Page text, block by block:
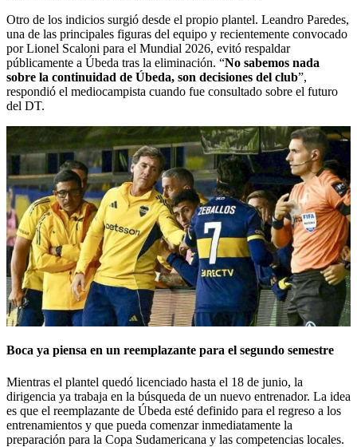
Otro de los indicios surgió desde el propio plantel. Leandro Paredes,
una de las principales figuras del equipo y recientemente convocado
por Lionel Scaloni para el Mundial 2026, evitó respaldar
públicamente a Úbeda tras la eliminación. “No sabemos nada
sobre la continuidad de Úbeda, son decisiones del club”,
respondió el mediocampista cuando fue consultado sobre el futuro
del DT.
Boca ya piensa en un reemplazante para el segundo semestre
Mientras el plantel quedó licenciado hasta el 18 de junio, la
dirigencia ya trabaja en la búsqueda de un nuevo entrenador. La idea
es que el reemplazante de Úbeda esté definido para el regreso a los
entrenamientos y que pueda comenzar inmediatamente la
preparación para la Copa Sudamericana y las competencias locales.